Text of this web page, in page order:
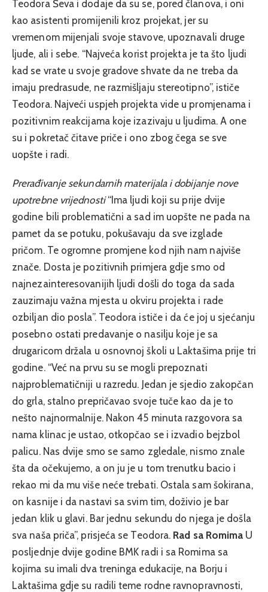
Teodora Ševa i dodaje da su se, pored članova, i oni
kao asistenti promijenili kroz projekat, jer su
vremenom mijenjali svoje stavove, upoznavali druge
ljude, ali i sebe. “Najveća korist projekta je ta što ljudi
kad se vrate u svoje gradove shvate da ne treba da
imaju predrasude, ne razmišljaju stereotipno”, ističe
Teodora. Najveći uspjeh projekta vide u promjenama i
pozitivnim reakcijama koje izazivaju u ljudima. A one
su i pokretač čitave priče i ono zbog čega se sve
uopšte i radi.
Prerađivanje sekundarnih materijala i dobijanje nove
upotrebne vrijednosti“Ima ljudi koji su prije dvije
godine bili problematični a sad im uopšte ne pada na
pamet da se potuku, pokušavaju da sve izglade
pričom. Te ogromne promjene kod njih nam najviše
znače. Dosta je pozitivnih primjera gdje smo od
najnezainteresovanijih ljudi došli do toga da sada
zauzimaju važna mjesta u okviru projekta i rade
ozbiljan dio posla”. Teodora ističe i da će joj u sjećanju
posebno ostati predavanje o nasilju koje je sa
drugaricom držala u osnovnoj školi u Laktašima prije tri
godine. “Već na prvu su se mogli prepoznati
najproblematičniji u razredu. Jedan je sjedio zakopčan
do grla, stalno prepričavao svoje tuče kao da je to
nešto najnormalnije. Nakon 45 minuta razgovora sa
nama klinac je ustao, otkopčao se i izvadio bejzbol
palicu. Nas dvije smo se samo zgledale, nismo znale
šta da očekujemo, a on ju je u tom trenutku bacio i
rekao mi da mu više neće trebati. Ostala sam šokirana,
on kasnije i da nastavi sa svim tim, doživio je bar
jedan klik u glavi. Bar jednu sekundu do njega je došla
sva naša priča”, prisjeća se Teodora. Rad sa Romima U
posljednje dvije godine BMK radi i sa Romima sa
kojima su imali dva treninga edukacije, na Borju i
Laktašima gdje su radili teme rodne ravnopravnosti,